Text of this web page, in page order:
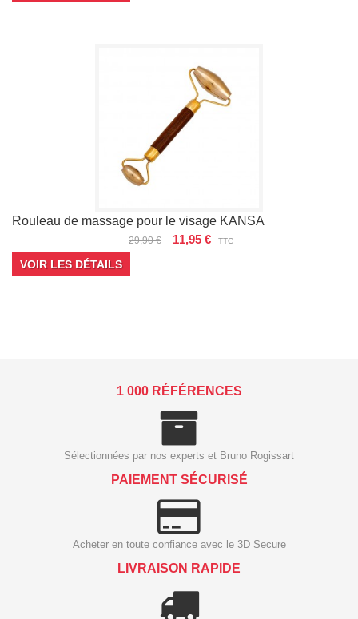
Rouleau de massage pour le visage KANSA
29,90 € 11,95 € TTC
VOIR LES DÉTAILS
1 000 RÉFÉRENCES
Sélectionnées par nos experts et Bruno Rogissart
PAIEMENT SÉCURISÉ
Acheter en toute confiance avec le 3D Secure
LIVRAISON RAPIDE